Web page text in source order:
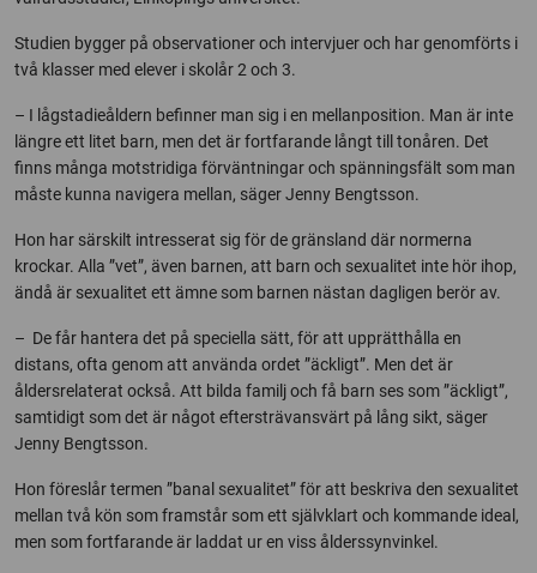
Studien bygger på observationer och intervjuer och har genomförts i
två klasser med elever i skolår 2 och 3.
– I lågstadieåldern befinner man sig i en mellanposition. Man är inte
längre ett litet barn, men det är fortfarande långt till tonåren. Det
finns många motstridiga förväntningar och spänningsfält som man
måste kunna navigera mellan, säger Jenny Bengtsson.
Hon har särskilt intresserat sig för de gränsland där normerna
krockar. Alla ”vet”, även barnen, att barn och sexualitet inte hör ihop,
ändå är sexualitet ett ämne som barnen nästan dagligen berör av.
– De får hantera det på speciella sätt, för att upprätthålla en
distans, ofta genom att använda ordet ”äckligt”. Men det är
åldersrelaterat också. Att bilda familj och få barn ses som ”äckligt”,
samtidigt som det är något eftersträvansvärt på lång sikt, säger
Jenny Bengtsson.
Hon föreslår termen ”banal sexualitet” för att beskriva den sexualitet
mellan två kön som framstår som ett självklart och kommande ideal,
men som fortfarande är laddat ur en viss ålderssynvinkel.